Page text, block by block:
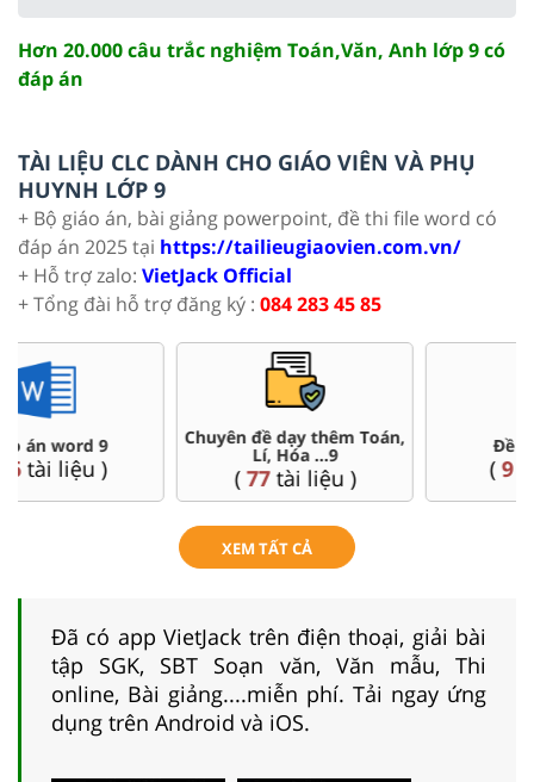
Hơn 20.000 câu trắc nghiệm Toán,Văn, Anh lớp 9 có
đáp án
TÀI LIỆU CLC DÀNH CHO GIÁO VIÊN VÀ PHỤ
HUYNH LỚP 9
+ Bộ giáo án, bài giảng powerpoint, đề thi file word có
đáp án 2025 tại https://tailieugiaovien.com.vn/
+ Hỗ trợ zalo: VietJack Official
+ Tổng đài hỗ trợ đăng ký : 084 283 45 85
Chuyên đề dạy thêm Toán,
Lí, Hóa ...9
(77
Đề thi HSG 9
(9tài liệu )
XEM TẤT CẢ
Đã có app VietJack trên điện thoại, giải bài
tập SGK, SBT Soạn văn, Văn mẫu, Thi
online, Bài giảng....miễn phí. Tải ngay ứng
dụng trên Android và iOS.